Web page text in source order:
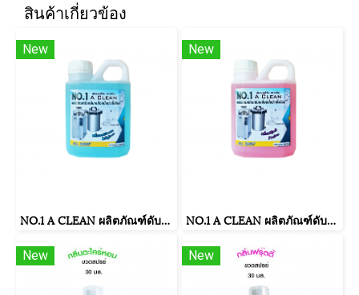
สินค้าเกี่ยวข้อง
New
NO.1 A CLEAN ผลิตภัณฑ์ดับกลิ่นเครื่องนึ่งฆ่าเชื้อโรค กลิ่นออริจินอล ขนาดบรรจุ 500 มิลลิลิตร
New
NO.1 A CLEAN ผลิตภัณฑ์ดับกลิ่นเครื่องนึ่งฆ่าเชื้อโรค กลิ่นฟรุ๊ตตี้ ขนาดบรรจุ 500 มิลลิลิตร
New New